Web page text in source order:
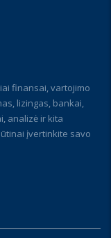
finansai, vartojimo
lizingas, bankai,
analizė ir kita
įvertinkite savo